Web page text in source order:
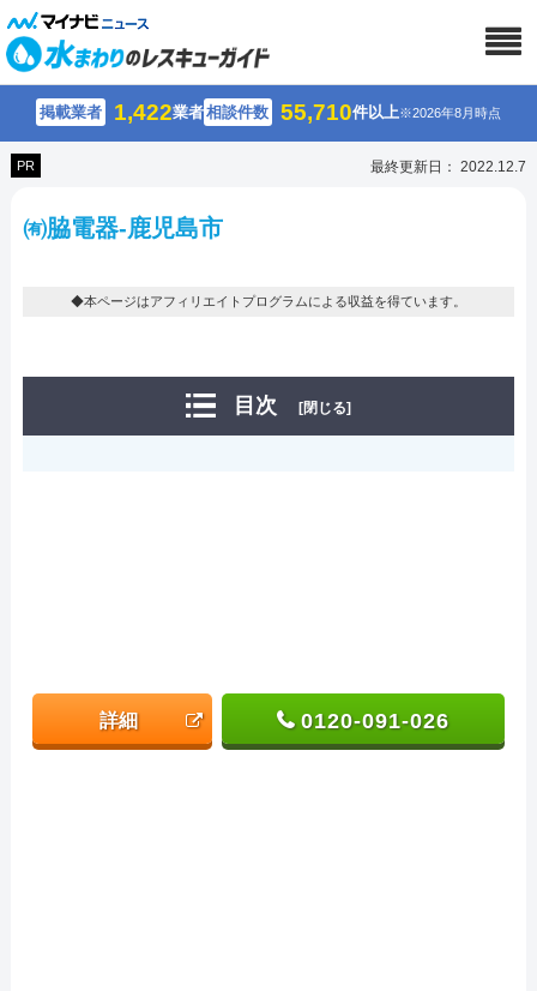
掲載業者 1,422業者相談件数 55,710件以上※2026年8月時点
PR 最終更新日： 2022.12.7
㈲脇電器-鹿児島市
◆本ページはアフィリエイトプログラムによる収益を得ています。
目次 [閉じる]
詳細 0120-091-026